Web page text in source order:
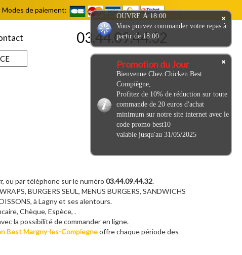
Modes de paiement:
03.44.09.44.32
ou par téléphone sur le numéro 03.44.09.44.32.
BURGERS SEUL, MENUS BURGERS, SANDWICHS
à Lagny et ses alentours.
Chèque, Espèce, .
la possibilité de commander en ligne.
Best Margny-les-Compiegneoffre chaque période des
OUVRE À 18:00
Vous pouvez commander votre repas à
partir de 18:00
Promotion du Jour
Bienvenue Chez Chicken Best
Compiègne,
Profitez de 10% de réduction sur toute
commande de 20 euros d'achat
minimum sur notre site internet avec le
code promo best10
valable jusqu'au 31/05/2025